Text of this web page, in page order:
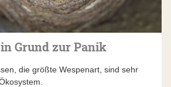
Grund zur Panik
die größte Wespenart, sind sehr